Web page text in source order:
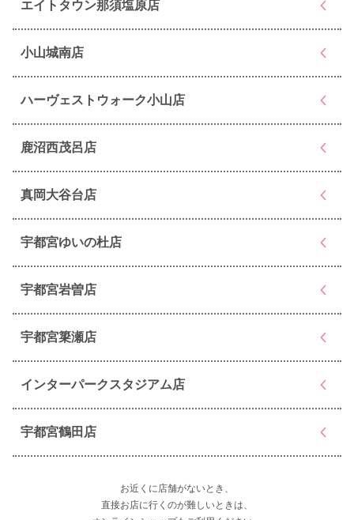
エイトタウン那須塩原店
小山城南店
ハーヴェストウォーク小山店
鹿沼西茂呂店
真岡大谷台店
宇都宮ゆいの杜店
宇都宮岩曽店
宇都宮簗瀬店
インターパークスタジアム店
宇都宮鶴田店
お近くに店舗がないとき、
直接お店に行くのが難しいときは、